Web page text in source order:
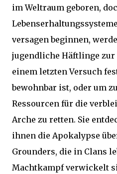
im Weltraum geboren,
versagen beginnen,
jugendliche Häftlinge
einem letzten Versuch
bewohnbar ist, oder um
Ressourcen für die
Arche zu retten. Sie
ihnen die Apokalypse
Grounders, die in Clans
Machtkampf verwickelt